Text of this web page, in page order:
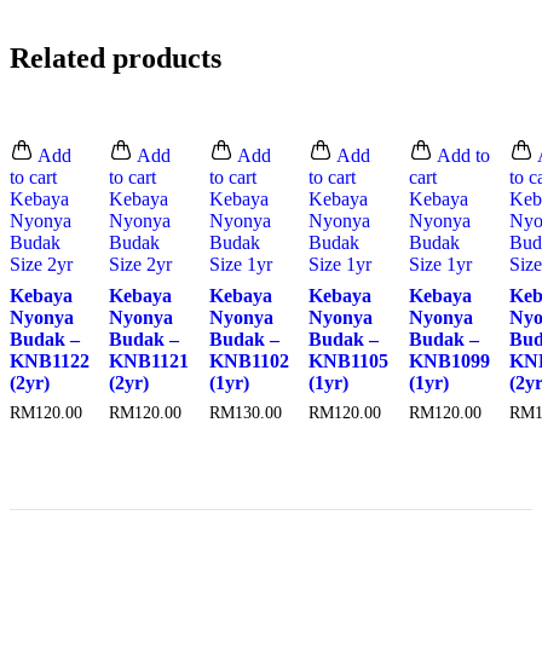
Related products
Add
to cart
Kebaya
Nyonya
Budak
Size 2yr
Kebaya
Nyonya
Budak –
KNB1122
(2yr)
RM120.00
Add
to cart
Kebaya
Nyonya
Budak
Size 2yr
Kebaya
Nyonya
Budak –
KNB1121
(2yr)
RM120.00
Add
to cart
Kebaya
Nyonya
Budak
Size 1yr
Kebaya
Nyonya
Budak –
KNB1102
(1yr)
RM130.00
Add
to cart
Kebaya
Nyonya
Budak
Size 1yr
Kebaya
Nyonya
Budak –
KNB1105
(1yr)
RM120.00
Add to
cart
Kebaya
Nyonya
Budak
Size 1yr
Kebaya
Nyonya
Budak –
KNB1099
(1yr)
RM120.00
to
RM